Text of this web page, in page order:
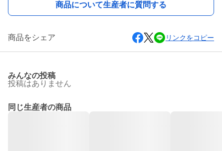
商品について生産者に質問する
商品をシェア リンクをコピー
みんなの投稿
投稿はありません
同じ生産者の商品